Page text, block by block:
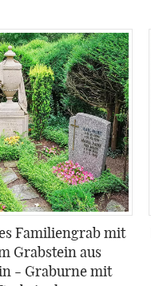
Familiengrab mit
Grabstein aus
- Graburne mit